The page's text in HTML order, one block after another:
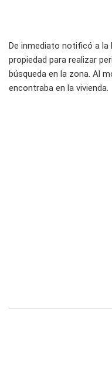
De inmediato notificó a la
propiedad para realizar
búsqueda en la zona. Al
encontraba en la vivienda.